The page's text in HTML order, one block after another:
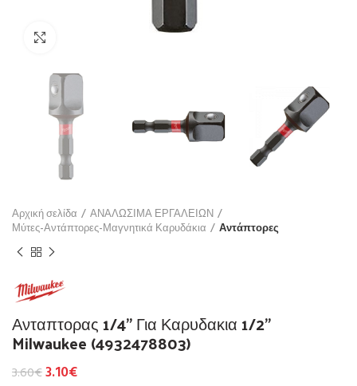
Αρχική σελίδα
ΑΝΑΛΩΣΙΜΑ ΕΡΓΑΛΕΙΩΝ
Μύτες-Αντάπτορες-Μαγνητικά Καρυδάκια
Αντάπτορες
Ανταπτορας 1/4” Για Καρυδακια 1/2”
Milwaukee (4932478803)
3.60€3.10€